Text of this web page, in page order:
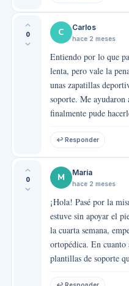
0 C Carlos
hace 2 meses
Entiendo por lo que
lenta, pero vale la
unas zapatillas
soporte. Me
finalmente pude
↩ Responder
0 M María
hace 2 meses
¡Hola! Pasé por la
estuve sin apoyar el
la cuarta semana,
ortopédica. En cuanto
plantillas de soporte